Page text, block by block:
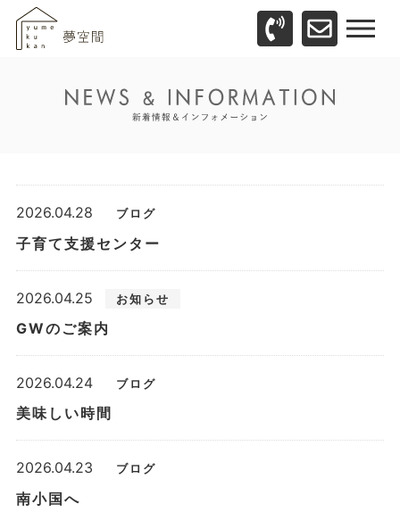
2026.04.28 ブログ
子育て支援センター
2026.04.25 お知らせ
GWのご案内
2026.04.24 ブログ
美味しい時間
2026.04.23 ブログ
南小国へ